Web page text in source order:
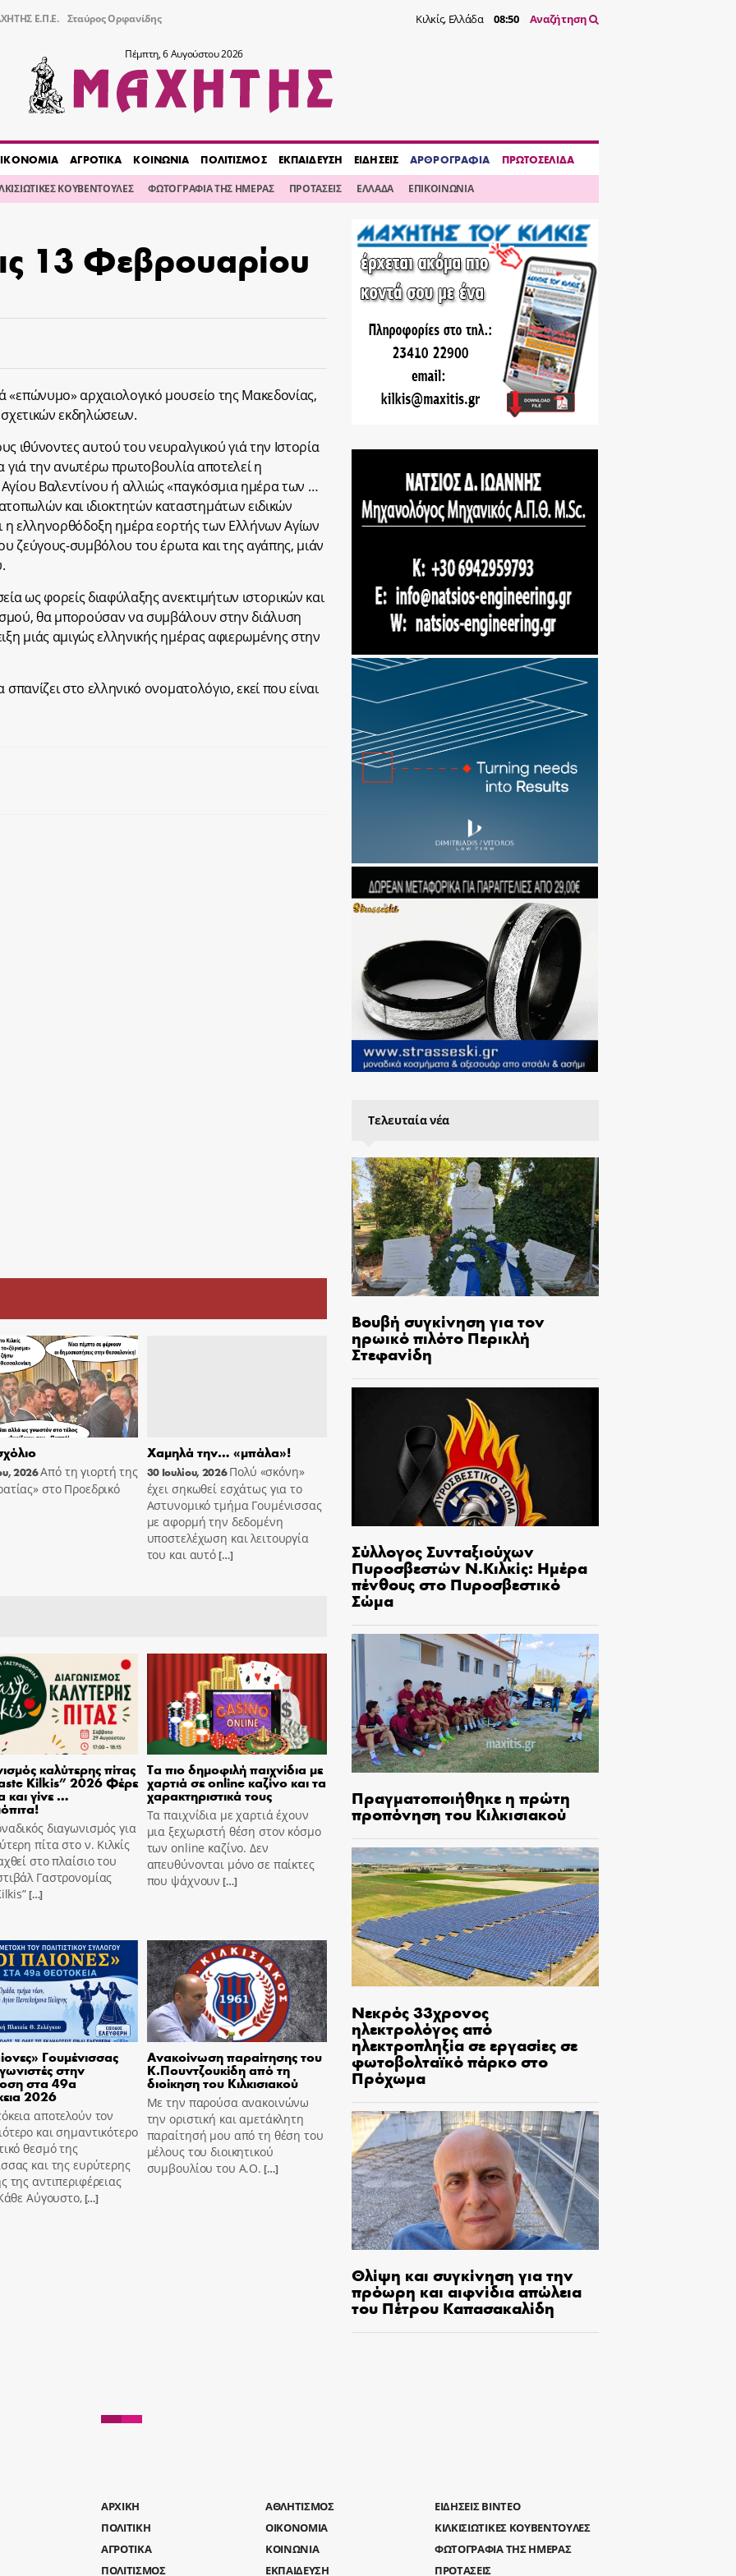
Ε.Π.Ε. Σταύρος Ορφανίδης Κιλκίς, Ελλάδα 08:50 Αναζήτηση
Πέμπτη, 6 Αυγούστου 2026
ΑΓΡΟΤΙΚΑ ΚΟΙΝΩΝΙΑ ΠΟΛΙΤΙΣΜΟΣ ΕΚΠΑΙΔΕΥΣΗ ΕΙΔΗΣΕΙΣ ΑΡΘΡΟΓΡΑΦΙΑ ΠΡΩΤΟΣΕΛΙΔΑ
ΚΟΥΒΕΝΤΟΥΛΕΣ ΦΩΤΟΓΡΑΦΙΑ ΤΗΣ ΗΜΕΡΑΣ ΠΡΟΤΑΣΕΙΣ ΕΛΛΑΔΑ ΕΠΙΚΟΙΝΩΝΙΑ
13 Φεβρουαρίου
αρχαιολογικό μουσείο της Μακεδονίας,
εκδηλώσεων.
ιθύνοντες αυτού του νευραλγικού γιά την Ιστορία
γιά την ανωτέρω πρωτοβουλία αποτελεί η
Βαλεντίνου ή αλλιώς «παγκόσμια ημέρα των …
και ιδιοκτητών καταστημάτων ειδικών
η ελληνορθόδοξη ημέρα εορτής των Ελλήνων Αγίων
ζεύγους-συμβόλου του έρωτα και της αγάπης, μιάν
ως φορείς διαφύλαξης ανεκτιμήτων ιστορικών και
θα μπορούσαν να συμβάλουν στην διάλυση
μιάς αμιγώς ελληνικής ημέρας αφιερωμένης στην
στο ελληνικό ονοματολόγιο, εκεί που είναι
2026Από τη γιορτή της
στο Προεδρικό
Χαμηλά την… «μπάλα»!
30 Ιουλίου, 2026Πολύ «σκόνη»
έχει σηκωθεί εσχάτως για το
Αστυνομικό τμήμα Γουμένισσας
με αφορμή την δεδομένη
υποστελέχωση και λειτουργία
του και αυτό[…]
καλύτερης πίτας
Kilkis” 2026 Φέρε
και γίνε …
διαγωνισμός για
πίτα στο ν. Κιλκίς
στο πλαίσιο του
Γαστρονομίας
[…]
Τα πιο δημοφιλή παιχνίδια με
χαρτιά σε online καζίνο και τα
χαρακτηριστικά τους
Τα παιχνίδια με χαρτιά έχουν
μια ξεχωριστή θέση στον κόσμο
των online καζίνο. Δεν
απευθύνονται μόνο σε παίκτες
που ψάχνουν […]
Γουμένισσας
στην
στα 49α
2026
αποτελούν τον
και σημαντικότερο
θεσμό της
και της ευρύτερης
της αντιπεριφέρειας
Αύγουστο,[…]
Ανακοίνωση παραίτησης του
Κ.Πουντζουκίδη από τη
διοίκηση του Κιλκισιακού
Με την παρούσα ανακοινώνω
την οριστική και αμετάκλητη
παραίτησή μου από τη θέση του
μέλους του διοικητικού
συμβουλίου του Α.Ο. […]
Τελευταία νέα
Βουβή συγκίνηση για τον
ηρωικό πιλότο Περικλή
Στεφανίδη
Σύλλογος Συνταξιούχων
Πυροσβεστών Ν.Κιλκίς: Ημέρα
πένθους στο Πυροσβεστικό
Σώμα
Πραγματοποιήθηκε η πρώτη
προπόνηση του Κιλκισιακού
Νεκρός 33χρονος
ηλεκτρολόγος από
ηλεκτροπληξία σε εργασίες σε
φωτοβολταϊκό πάρκο στο
Πρόχωμα
Θλίψη και συγκίνηση για την
πρόωρη και αιφνίδια απώλεια
του Πέτρου Καπασακαλίδη
AΡΧΙΚΗ
ΑΘΛΗΤΙΣΜΟΣ
ΠΟΛΙΤΙΚΗ
ΟΙΚΟΝΟΜΙΑ
ΑΓΡΟΤΙΚΑ
ΚΟΙΝΩΝΙΑ
ΠΟΛΙΤΙΣΜΟΣ
ΕΚΠΑΙΔΕΥΣΗ
ΕΙΔΗΣΕΙΣ ΒΙΝΤΕΟ
ΚΙΛΚΙΣΙΩΤΙΚΕΣ ΚΟΥΒΕΝΤΟΥΛΕΣ
ΦΩΤΟΓΡΑΦΙΑ ΤΗΣ ΗΜΕΡΑΣ
ΠΡΟΤΑΣΕΙΣ